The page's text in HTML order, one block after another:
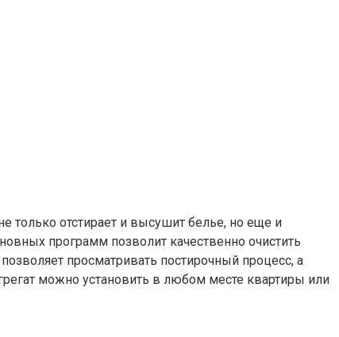
только отстирает и высушит белье, но еще и
программ позволит качественно очистить
просматривать постирочный процесс, а
можно установить в любом месте квартиры или